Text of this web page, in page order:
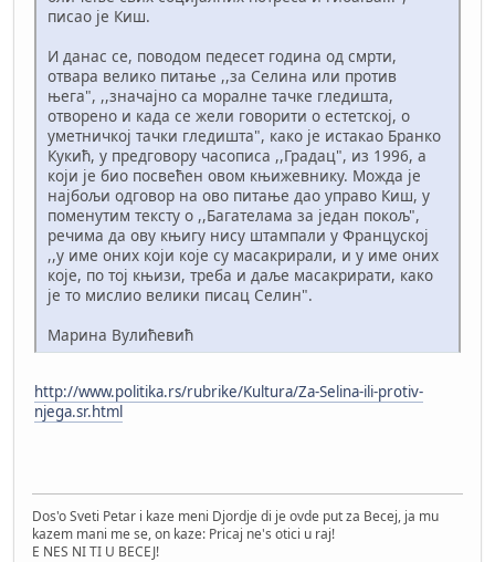
писао је Киш.
И данас се, поводом педесет година од смрти,
отвара велико питање ,,за Селина или против
њега", ,,значајно са моралне тачке гледишта,
отворено и када се жели говорити о естетској, о
уметничкој тачки гледишта", како је истакао Бранко
Кукић, у предговору часописа ,,Градац", из 1996, а
који је био посвећен овом књижевнику. Можда је
најбољи одговор на ово питање дао управо Киш, у
поменутим тексту о ,,Багателама за један покољ",
речима да ову књигу нису штампали у Француској
,,у име оних који које су масакрирали, и у име оних
које, по тој књизи, треба и даље масакрирати, како
је то мислио велики писац Селин".
Марина Вулићевић
http://www.politika.rs/rubrike/Kultura/Za-Selina-ili-protiv-
njega.sr.html
Dos'o Sveti Petar i kaze meni Djordje di je ovde put za Becej, ja mu
kazem mani me se, on kaze: Pricaj ne's otici u raj!
E NES NI TI U BECEJ!